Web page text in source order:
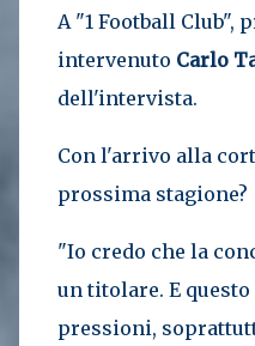
A "1 Football Club",
intervenuto Carlo
dell'intervista.
Con l'arrivo alla
prossima stagione?
"Io credo che la
un titolare. E
pressioni,